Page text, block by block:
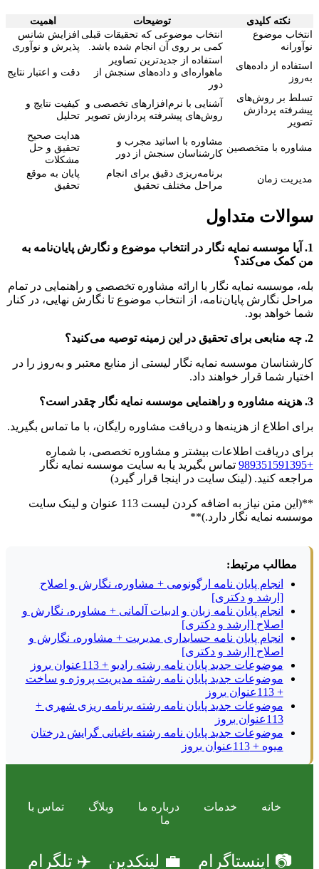
نکته کلیدی توضیحات
اهمیت
انتخاب موضوع
نوآورانه
انتخاب موضوعی که تحقیقات قبلی
کمی بر روی آن انجام شده باشد.
افزایش شانس
پذیرش و نوآوری
استفاده از داده‌های
به‌روز
استفاده از جدیدترین تصاویر
ماهواره‌ای و داده‌های سنجش از
دور
دقت و اعتبار نتایج
تسلط بر روش‌های
پیشرفته پردازش
تصویر
آشنایی با نرم‌افزارهای تخصصی و
روش‌های پیشرفته پردازش تصویر
کیفیت نتایج و
تحلیل
مشاوره با متخصصین
مشاوره با اساتید مجرب و
کارشناسان سنجش از دور
هدایت صحیح
تحقیق و حل
مشکلات
مدیریت زمان
برنامه‌ریزی دقیق برای انجام
مراحل مختلف تحقیق
پایان به موقع
تحقیق
سوالات متداول
1. آیا موسسه نمایه نگار در انتخاب موضوع و نگارش پایان‌نامه به
من کمک می‌کند؟
بله، موسسه نمایه نگار با ارائه مشاوره تخصصی و راهنمایی در تمام
مراحل نگارش پایان‌نامه، از انتخاب موضوع تا نگارش نهایی، در کنار
شما خواهد بود.
2. چه منابعی برای تحقیق در این زمینه توصیه می‌کنید؟
کارشناسان موسسه نمایه نگار لیستی از منابع معتبر و به‌روز را در
اختیار شما قرار خواهند داد.
3. هزینه مشاوره و راهنمایی موسسه نمایه نگار چقدر است؟
برای اطلاع از هزینه‌ها و دریافت مشاوره رایگان، با ما تماس بگیرید.
برای دریافت اطلاعات بیشتر و مشاوره تخصصی، با شماره
+989351591395
تماس بگیرید یا به سایت موسسه نمایه نگار
مراجعه کنید. (لینک سایت در اینجا قرار گیرد)
**(این متن نیاز به اضافه کردن لیست 113 عنوان و لینک سایت
موسسه نمایه نگار دارد.)**
مطالب مرتبط:
انجام پایان نامه ارگونومی + مشاوره، نگارش و اصلاح
[ارشد و دکتری]
انجام پایان نامه زبان و ادبیات آلمانی + مشاوره، نگارش و
اصلاح [ارشد و دکتری]
انجام پایان نامه حسابداری مدیریت + مشاوره، نگارش و
اصلاح [ارشد و دکتری]
موضوعات جدید پایان نامه رشته رادیو + 113عنوان بروز
موضوعات جدید پایان نامه رشته مدیریت پروژه و ساخت
+ 113عنوان بروز
موضوعات جدید پایان نامه رشته برنامه ریزی شهری +
113عنوان بروز
موضوعات جدید پایان نامه رشته باغبانی گرایش درختان
میوه + 113عنوان بروز
خانه خدمات درباره ما وبلاگ
تماس با
ما
📷 اینستاگرام 💼 لینکدین ✈️ تلگرام